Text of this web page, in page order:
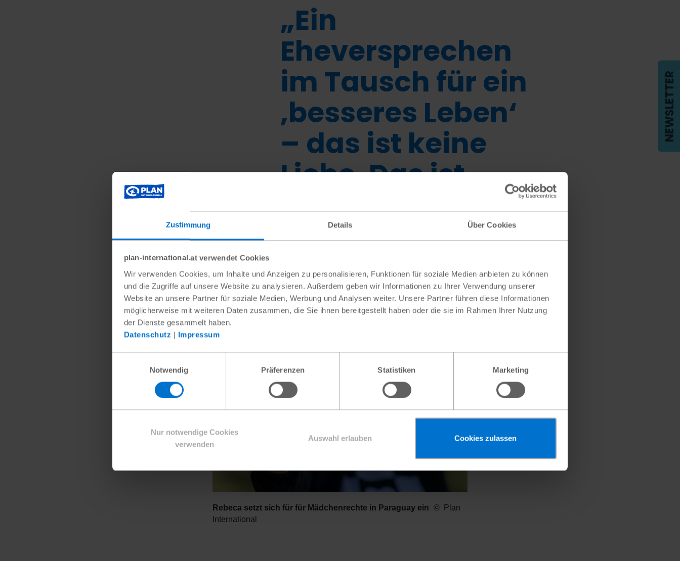
Zustimmung Details Über Cookies
plan-international.at verwendet Cookies
Wir verwenden Cookies, um Inhalte und Anzeigen zu personalisieren, Funktionen für soziale Medien anbieten zu können
und die Zugriffe auf unsere Website zu analysieren. Außerdem geben wir Informationen zu Ihrer Verwendung unserer
Website an unsere Partner für soziale Medien, Werbung und Analysen weiter. Unsere Partner führen diese Informationen
möglicherweise mit weiteren Daten zusammen, die Sie ihnen bereitgestellt haben oder die sie im Rahmen Ihrer Nutzung
der Dienste gesammelt haben.
Datenschutz | Impressum
Notwendig
Präferenzen Statistiken Marketing
Nur notwendige Cookies
verwenden
Auswahl erlauben Cookies zulassen
„Ein
Eheversprechen
im Tausch für ein
‚besseres Leben‘
– das ist keine
Liebe. Das ist
Erpressung.“
Rebeca setzt sich für für Mädchenrechte in Paraguay ein
Plan
International
NEWSLETTER